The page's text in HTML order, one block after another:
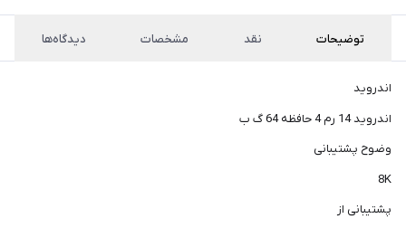
کاریپس
ثبت
سفارش،واتساپ
پیام
از
توضیحات نقد مشخصات دیدگاه‌ها
اندروید
اندروید 14 رم 4 حافظه 64 گ ب
وضوح پشتیبانی
8K
پشتیبانی از